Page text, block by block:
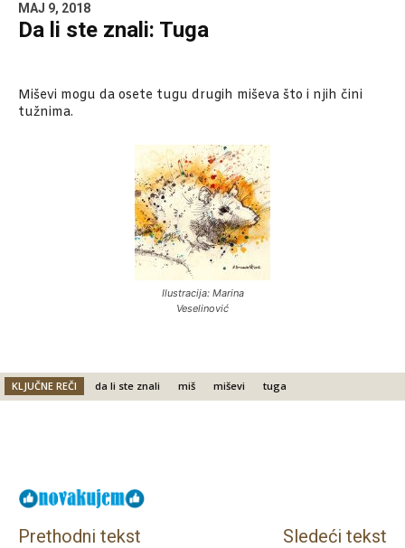
MAJ 9, 2018
Da li ste znali: Tuga
Miševi mogu da osete tugu drugih miševa što i njih čini
tužnima.
Ilustracija: Marina
Veselinović
KLJUČNE REČI da li ste znali miš miševi tuga
Prethodni tekst Sledeći tekst